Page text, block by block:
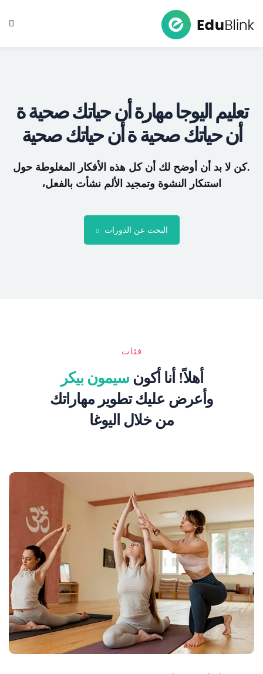
اليوجا مهارة أن حياتك صحية ة
أن حياتك صحية ة أن حياتك صحية
لا بد أن أوضح لك أن كل هذه الأفكار المغلوطة حول
استنكار النشوة وتمجيد الألم نشأت بالفعل،
البحث عن الدورات
فئات
أهلاً! أنا أكونسيمون بيكر
وأعرض عليك تطوير مهاراتك
من خلال اليوغا
Sign in